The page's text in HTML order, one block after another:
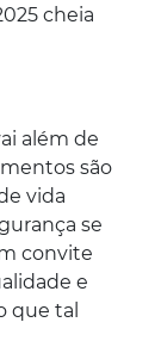
cheia
além de
são
vida
se
convite
e
que tal